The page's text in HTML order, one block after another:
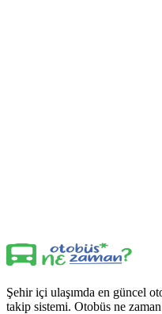
Şehir içi ulaşımda en güncel
takip sistemi. Otobüs ne